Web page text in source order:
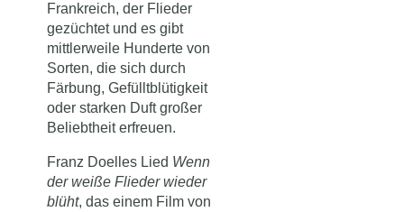
Frankreich, der Flieder
gezüchtet und es gibt
mittlerweile Hunderte von
Sorten, die sich durch
Färbung, Gefülltblütigkeit
oder starken Duft großer
Beliebtheit erfreuen.
Franz Doelles Lied Wenn
der weiße Flieder wieder
blüht, das einem Film von